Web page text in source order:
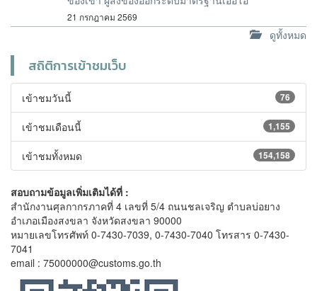
21 กรกฎาคม 2569
ดูทั้งหมด
สถิติการเข้าชมเว็บ
76
เข้าชมวันนี้
1,155
เข้าชมเดือนนี้
154,158
เข้าชมทั้งหมด
สอบถามข้อมูลเพิ่มเติมได้ที่ :
สำนักงานศุลกากรภาคที่ 4 เลขที่ 5/4 ถนนชลเจริญ ตำบลบ่อยาง
อำเภอเมืองสงขลา จังหวัดสงขลา 90000
หมายเลขโทรศัพท์ 0-7430-7039, 0-7430-7040 โทรสาร 0-7430-
7041
email : 75000000@customs.go.th